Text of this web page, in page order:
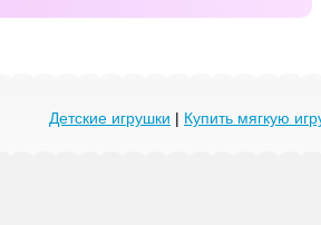
Детские игрушки | Купить мягкую